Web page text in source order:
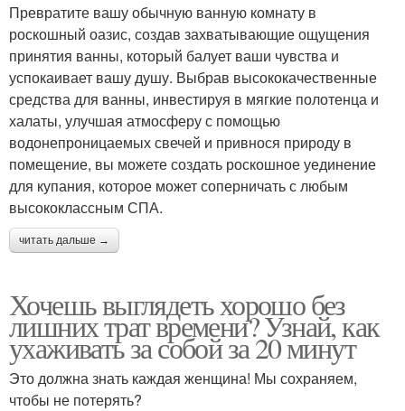
Превратите вашу обычную ванную комнату в
роскошный оазис, создав захватывающие ощущения
принятия ванны, который балует ваши чувства и
успокаивает вашу душу. Выбрав высококачественные
средства для ванны, инвестируя в мягкие полотенца и
халаты, улучшая атмосферу с помощью
водонепроницаемых свечей и привнося природу в
помещение, вы можете создать роскошное уединение
для купания, которое может соперничать с любым
высококлассным СПА.
читать дальше →
Хочешь выглядеть хорошо без
лишних трат времени? Узнай, как
ухаживать за собой за 20 минут
Это должна знать каждая женщина! Мы сохраняем,
чтобы не потерять?